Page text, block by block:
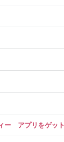
ー アプリをゲット